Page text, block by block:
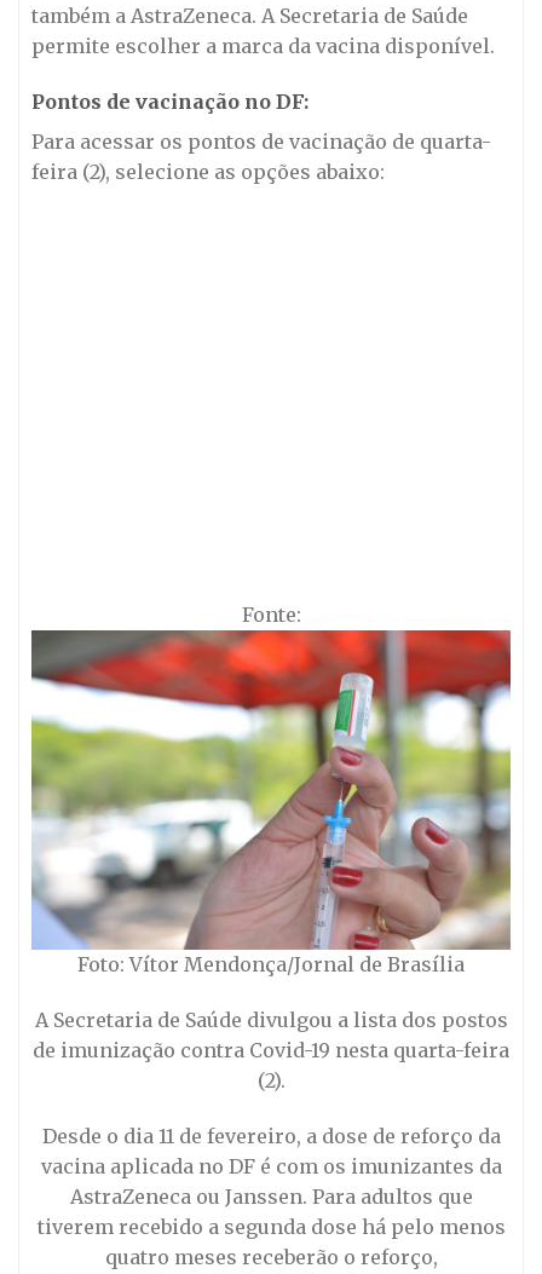
também a AstraZeneca. A Secretaria de Saúde
permite escolher a marca da vacina disponível.
Pontos de vacinação no DF:
Para acessar os pontos de vacinação de quarta-
feira (2), selecione as opções abaixo:
Fonte:
Foto: Vítor Mendonça/Jornal de Brasília
A Secretaria de Saúde divulgou a lista dos postos
de imunização contra Covid-19 nesta quarta-feira
(2).
Desde o dia 11 de fevereiro, a dose de reforço da
vacina aplicada no DF é com os imunizantes da
AstraZeneca ou Janssen. Para adultos que
tiverem recebido a segunda dose há pelo menos
quatro meses receberão o reforço,